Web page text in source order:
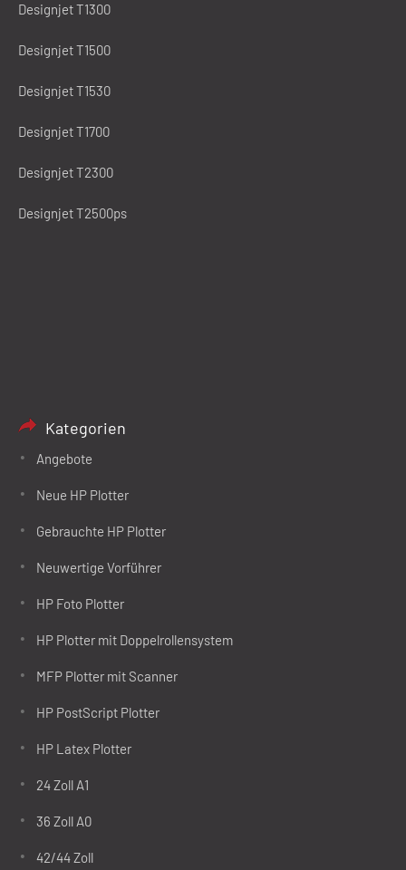
Designjet T1300
Designjet T1500
Designjet T1530
Designjet T1700
Designjet T2300
Designjet T2500ps
Kategorien
Angebote
Neue HP Plotter
Gebrauchte HP Plotter
Neuwertige Vorführer
HP Foto Plotter
HP Plotter mit Doppelrollensystem
MFP Plotter mit Scanner
HP PostScript Plotter
HP Latex Plotter
24 Zoll A1
36 Zoll A0
42/44 Zoll